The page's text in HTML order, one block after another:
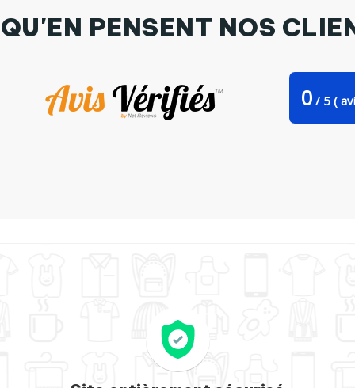
PENSENT NOS
0/ 5 (